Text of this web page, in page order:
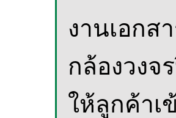
งานเอกส
กล้องวงจ
ให้ลูกค้าเ